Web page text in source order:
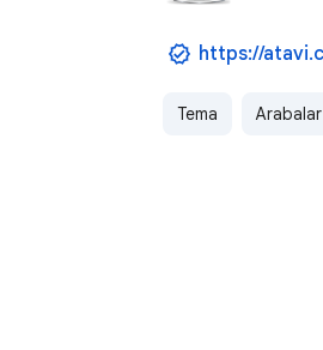
Tema Arabalar